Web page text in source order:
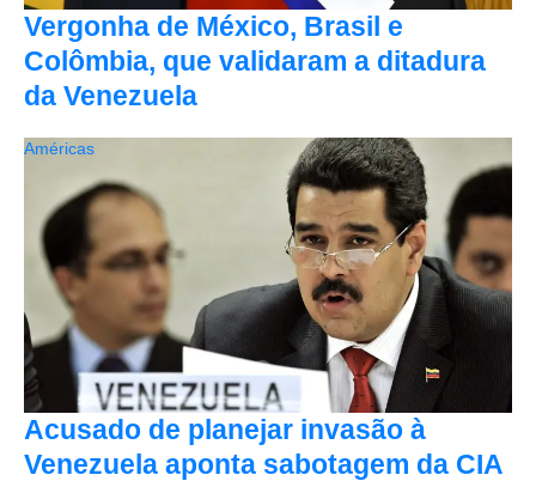
Vergonha de México, Brasil e
Colômbia, que validaram a ditadura
da Venezuela
Acusado de planejar invasão à
Venezuela aponta sabotagem da CIA
Américas